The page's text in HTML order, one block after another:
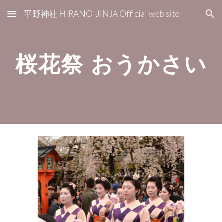
Skip to main content Skip to navigation
平野神社 HIRANO-JINJA Official web site
桜花祭 おうかさい